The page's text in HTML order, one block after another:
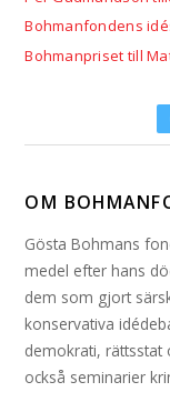
Bohmanfondens
Bohmanpriset till
OM
Gösta Bohmans
medel efter hans
dem som gjort
konservativa
demokrati, rättsstat
också seminarier